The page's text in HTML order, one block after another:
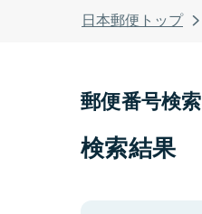
日本郵便トップ
郵便番号検索
検索結果